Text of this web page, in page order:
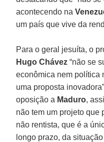
acontecendo na
um país que vive da
Para o geral jesuíta, o
Hugo Chávez “não se
econômica nem política
uma proposta
oposição a Maduro,
não tem um projeto que
não rentista, que é a
longo prazo, da